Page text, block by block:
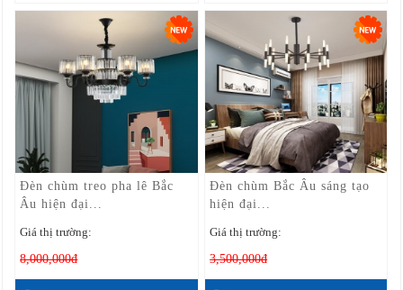
Đèn chùm treo pha lê Bắc
Âu hiện đại...
Giá thị trường:
8,000,000đ
Đèn chùm Bắc Âu sáng tạo
hiện đại...
Giá thị trường:
3,500,000đ